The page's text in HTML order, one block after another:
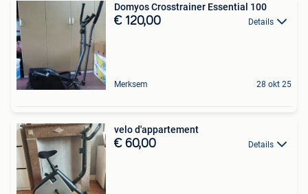
Domyos Crosstrainer Essential 100
€ 120,00 Details
Merksem 28 okt 25
velo d'appartement
€ 60,00 Details